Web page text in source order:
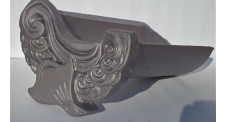
工事現場から
よくある質問
まごひち瓦版
孫七瓦の屋根ブログ
地域活動